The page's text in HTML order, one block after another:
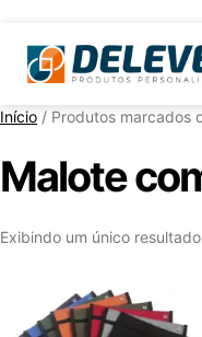
Início / Produtos marcados
Malote
Exibindo um único resultado